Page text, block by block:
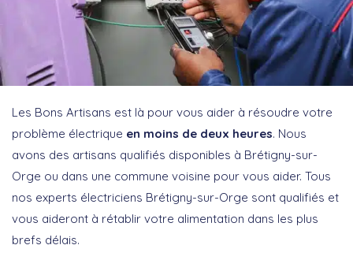
Les Bons Artisans est là pour vous aider à résoudre votre
problème électrique en moins de deux heures. Nous
avons des artisans qualifiés disponibles à Brétigny-sur-
Orge ou dans une commune voisine pour vous aider. Tous
nos experts électriciens Brétigny-sur-Orge sont qualifiés et
vous aideront à rétablir votre alimentation dans les plus
brefs délais.